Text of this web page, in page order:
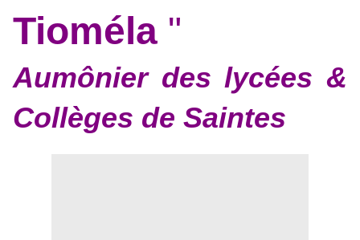
Tioméla "
Aumônier des lycées &
Collèges de Saintes